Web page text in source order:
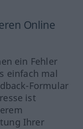
Online
ein Fehler
einfach mal
Formular
ist
Ihrer